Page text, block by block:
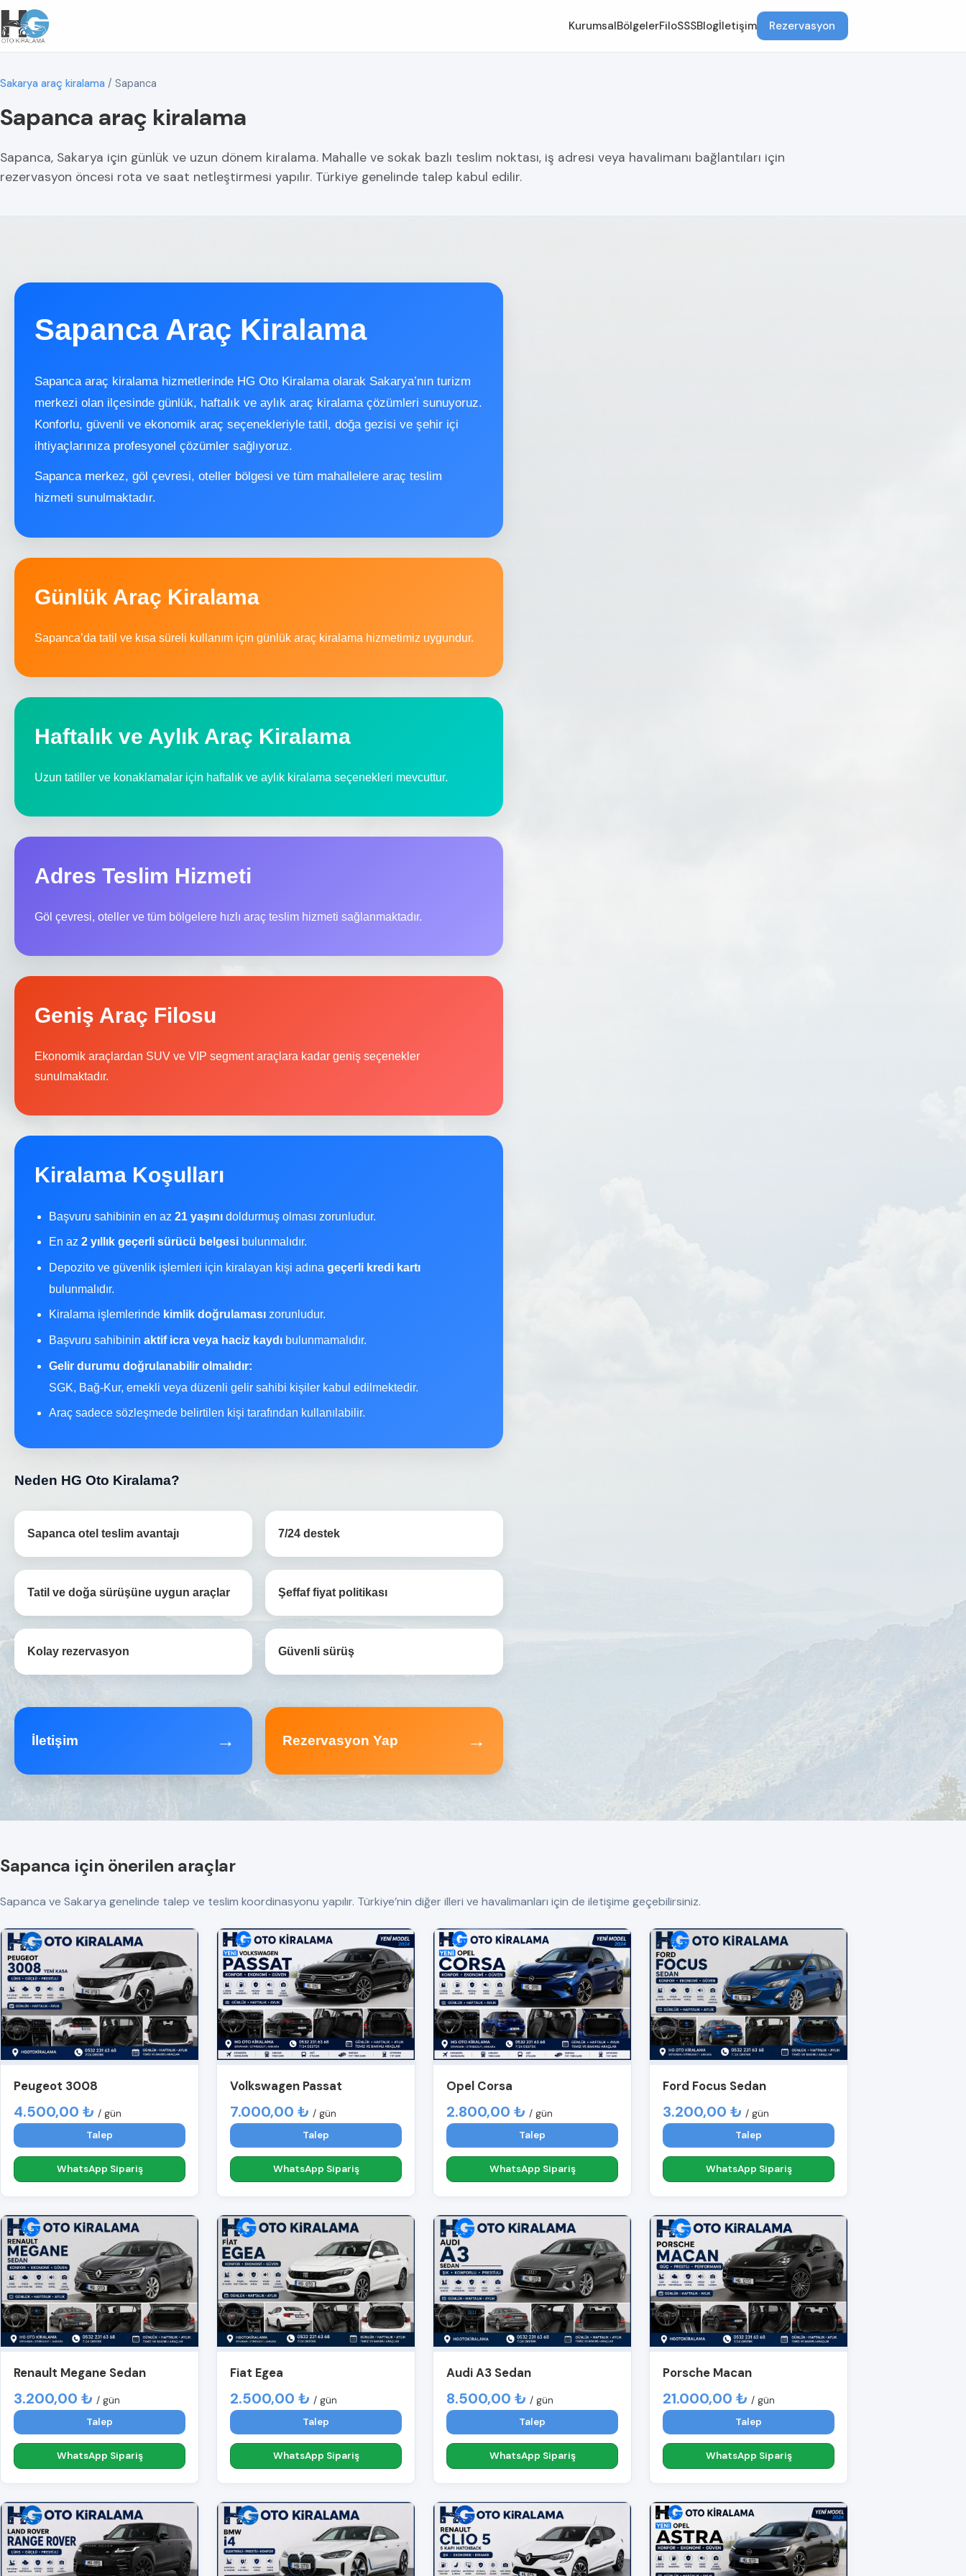
KurumsalBölgelerFiloSSSBlogİletişim Rezervasyon
Sakarya araç kiralama / Sapanca
Sapanca araç kiralama
Sapanca, Sakarya için günlük ve uzun dönem kiralama. Mahalle ve sokak bazlı teslim noktası, iş adresi veya havalimanı bağlantıları için
rezervasyon öncesi rota ve saat netleştirmesi yapılır. Türkiye genelinde talep kabul edilir.
Sapanca Araç Kiralama
Sapanca araç kiralama hizmetlerinde HG Oto Kiralama olarak Sakarya’nın turizm
merkezi olan ilçesinde günlük, haftalık ve aylık araç kiralama çözümleri sunuyoruz.
Konforlu, güvenli ve ekonomik araç seçenekleriyle tatil, doğa gezisi ve şehir içi
ihtiyaçlarınıza profesyonel çözümler sağlıyoruz.
Sapanca merkez, göl çevresi, oteller bölgesi ve tüm mahallelere araç teslim
hizmeti sunulmaktadır.
Günlük Araç Kiralama
Sapanca’da tatil ve kısa süreli kullanım için günlük araç kiralama hizmetimiz uygundur.
Haftalık ve Aylık Araç Kiralama
Uzun tatiller ve konaklamalar için haftalık ve aylık kiralama seçenekleri mevcuttur.
Adres Teslim Hizmeti
Göl çevresi, oteller ve tüm bölgelere hızlı araç teslim hizmeti sağlanmaktadır.
Geniş Araç Filosu
Ekonomik araçlardan SUV ve VIP segment araçlara kadar geniş seçenekler
sunulmaktadır.
Kiralama Koşulları
Başvuru sahibinin en az 21 yaşını doldurmuş olması zorunludur.
En az 2 yıllık geçerli sürücü belgesi bulunmalıdır.
Depozito ve güvenlik işlemleri için kiralayan kişi adına geçerli kredi kartı
bulunmalıdır.
Kiralama işlemlerinde kimlik doğrulaması zorunludur.
Başvuru sahibinin aktif icra veya haciz kaydı bulunmamalıdır.
Gelir durumu doğrulanabilir olmalıdır:
SGK, Bağ-Kur, emekli veya düzenli gelir sahibi kişiler kabul edilmektedir.
Araç sadece sözleşmede belirtilen kişi tarafından kullanılabilir.
Neden HG Oto Kiralama?
Sapanca otel teslim avantajı 7/24 destek
Tatil ve doğa sürüşüne uygun araçlar Şeffaf fiyat politikası
Kolay rezervasyon Güvenli sürüş
İletişim → Rezervasyon Yap →
Sapanca için önerilen araçlar
Sapanca ve Sakarya genelinde talep ve teslim koordinasyonu yapılır. Türkiye’nin diğer illeri ve havalimanları için de iletişime geçebilirsiniz.
Peugeot 3008
4.500,00 ₺ / gün
Talep
WhatsApp Sipariş
Volkswagen Passat
7.000,00 ₺ / gün
Talep
WhatsApp Sipariş
Opel Corsa
2.800,00 ₺ / gün
Talep
WhatsApp Sipariş
Ford Focus Sedan
3.200,00 ₺ / gün
Talep
WhatsApp Sipariş
Renault Megane Sedan
3.200,00 ₺ / gün
Talep
WhatsApp Sipariş
Fiat Egea
2.500,00 ₺ / gün
Talep
WhatsApp Sipariş
Audi A3 Sedan
8.500,00 ₺ / gün
Talep
WhatsApp Sipariş
Porsche Macan
21.000,00 ₺ / gün
Talep
WhatsApp Sipariş